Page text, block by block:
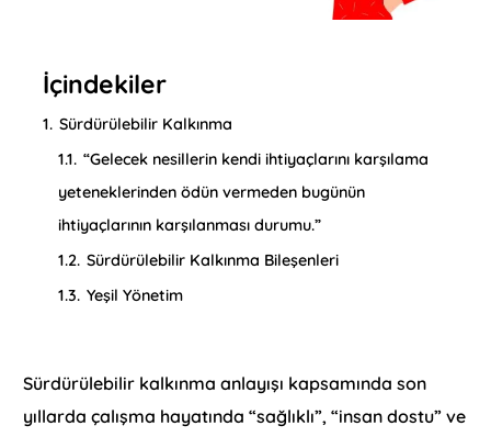
İçindekiler
1. Sürdürülebilir Kalkınma
1.1. “Gelecek nesillerin kendi ihtiyaçlarını karşılama
yeteneklerinden ödün vermeden bugünün
ihtiyaçlarının karşılanması durumu.”
1.2. Sürdürülebilir Kalkınma Bileşenleri
1.3. Yeşil Yönetim
Sürdürülebilir kalkınma anlayışı kapsamında son
yıllarda çalışma hayatında “sağlıklı”, “insan dostu” ve